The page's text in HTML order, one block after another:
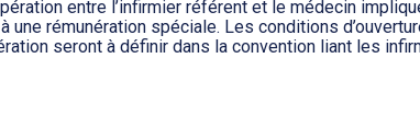
entre l’infirmier référent et le médecin
une rémunération spéciale. Les conditions
seront à définir dans la convention liant les